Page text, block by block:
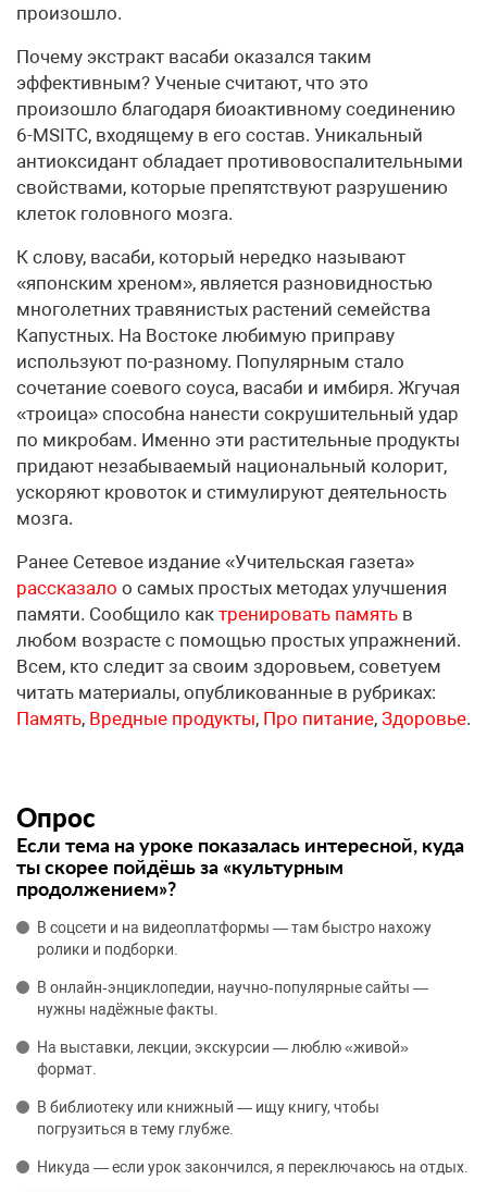
произошло.
Почему экстракт васаби оказался таким
эффективным? Ученые считают, что это
произошло благодаря биоактивному соединению
6-MSITC, входящему в его состав. Уникальный
антиоксидант обладает противовоспалительными
свойствами, которые препятствуют разрушению
клеток головного мозга.
К слову, васаби, который нередко называют
«японским хреном», является разновидностью
многолетних травянистых растений семейства
Капустных. На Востоке любимую приправу
используют по-разному. Популярным стало
сочетание соевого соуса, васаби и имбиря. Жгучая
«троица» способна нанести сокрушительный удар
по микробам. Именно эти растительные продукты
придают незабываемый национальный колорит,
ускоряют кровоток и стимулируют деятельность
мозга.
Ранее Сетевое издание «Учительская газета»
рассказало о самых простых методах улучшения
памяти. Сообщило как тренировать память в
любом возрасте с помощью простых упражнений.
Всем, кто следит за своим здоровьем, советуем
читать материалы, опубликованные в рубриках:
Память, Вредные продукты, Про питание, Здоровье.
Опрос
Если тема на уроке показалась интересной, куда
ты скорее пойдёшь за «культурным
продолжением»?
В соцсети и на видеоплатформы — там быстро нахожу
ролики и подборки.
В онлайн‑энциклопедии, научно‑популярные сайты —
нужны надёжные факты.
На выставки, лекции, экскурсии — люблю «живой»
формат.
В библиотеку или книжный — ищу книгу, чтобы
погрузиться в тему глубже.
Никуда — если урок закончился, я переключаюсь на отдых.